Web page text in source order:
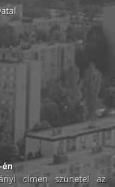
én
címen szünetel az